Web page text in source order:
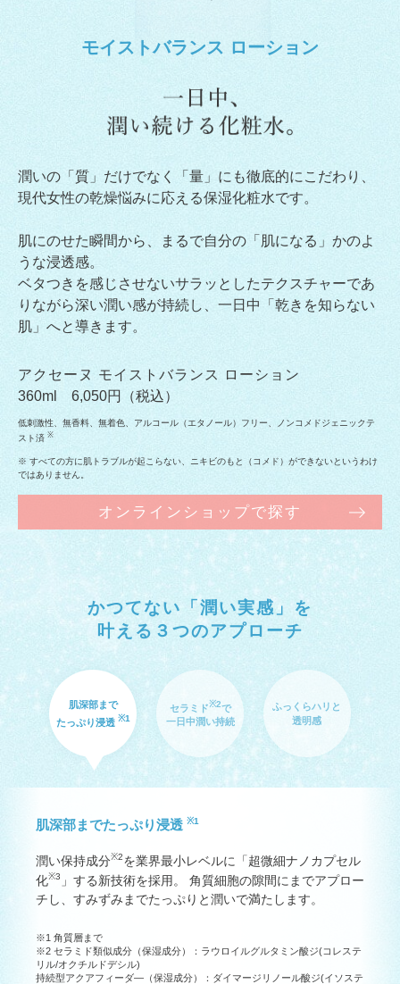
モイストバランス ローション
潤いの「質」だけでなく「量」にも徹底的にこだわり、
現代女性の乾燥悩みに応える保湿化粧水です。
肌にのせた瞬間から、まるで自分の「肌になる」かのよ
うな浸透感。
ベタつきを感じさせないサラッとしたテクスチャーであ
りながら深い潤い感が持続し、一日中「乾きを知らない
肌」へと導きます。
アクセーヌ モイストバランス ローション
360ml 6,050円（税込）
低刺激性、無香料、無着色、アルコール（エタノール）フリー、ノンコメドジェニックテ
スト済 ※
※ すべての方に肌トラブルが起こらない、ニキビのもと（コメド）ができないというわけ
ではありません。
オンラインショップで探す
かつてない「潤い実感」を
叶える３つのアプローチ
肌深部まで
たっぷり浸透 ※1
セラミド※2で
一日中潤い持続
ふっくらハリと
透明感
肌深部までたっぷり浸透 ※1
潤い保持成分※2を業界最小レベルに「超微細ナノカプセル
化※3 」する新技術を採用。 角質細胞の隙間にまでアプロー
チし、すみずみまでたっぷりと潤いで満たします。
※1 角質層まで
※2 セラミド類似成分（保湿成分）：ラウロイルグルタミン酸ジ(コレステ
リル/オクチルドデシル)
持続型アクアフィーダ―（保湿成分）：ダイマージリノール酸ジ(イソステ